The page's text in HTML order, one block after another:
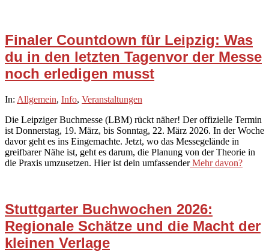
Finaler Countdown für Leipzig: Was
du in den letzten Tagenvor der Messe
noch erledigen musst
2026-
01
In: Allgemein, Info, Veranstaltungen
Die Leipziger Buchmesse (LBM) rückt näher! Der offizielle Termin
ist Donnerstag, 19. März, bis Sonntag, 22. März 2026. In der Woche
davor geht es ins Eingemachte. Jetzt, wo das Messegelände in
greifbarer Nähe ist, geht es darum, die Planung von der Theorie in
die Praxis umzusetzen. Hier ist dein umfassenderMehr davon?
Stuttgarter Buchwochen 2026:
Regionale Schätze und die Macht der
kleinen Verlage